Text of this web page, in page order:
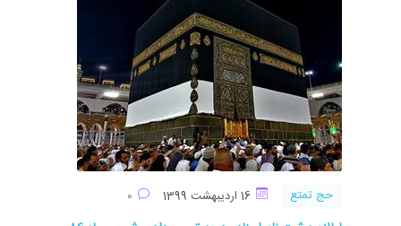
حج تمتع 16 اردیبهشت 1399